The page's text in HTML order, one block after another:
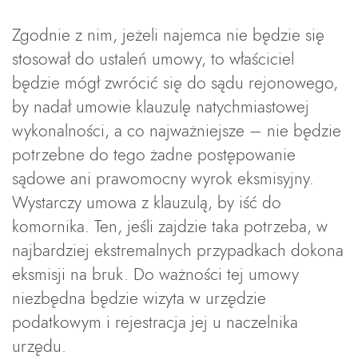
Zgodnie z nim, jeżeli najemca nie będzie się
stosował do ustaleń umowy, to właściciel
będzie mógł zwrócić się do sądu rejonowego,
by nadał umowie klauzulę natychmiastowej
wykonalności, a co najważniejsze – nie będzie
potrzebne do tego żadne postępowanie
sądowe ani prawomocny wyrok eksmisyjny.
Wystarczy umowa z klauzulą, by iść do
komornika. Ten, jeśli zajdzie taka potrzeba, w
najbardziej ekstremalnych przypadkach dokona
eksmisji na bruk. Do ważności tej umowy
niezbędna będzie wizyta w urzędzie
podatkowym i rejestracja jej u naczelnika
urzędu.